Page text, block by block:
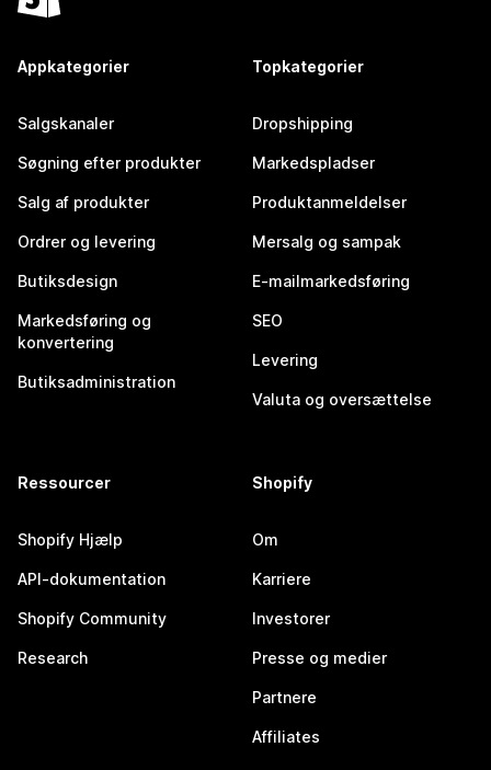
Appkategorier
Salgskanaler
Søgning efter produkter
Salg af produkter
Ordrer og levering
Butiksdesign
Markedsføring og
konvertering
Butiksadministration
Topkategorier
Dropshipping
Markedspladser
Produktanmeldelser
Mersalg og sampak
E-mailmarkedsføring
SEO
Levering
Valuta og oversættelse
Ressourcer
Shopify Hjælp
API-dokumentation
Shopify Community
Research
Shopify
Om
Karriere
Investorer
Presse og medier
Partnere
Affiliates